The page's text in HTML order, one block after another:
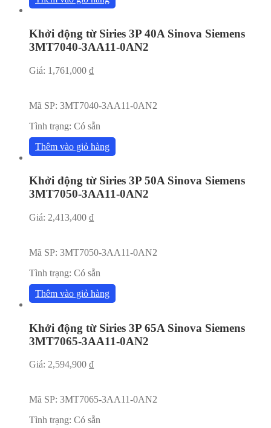
Khởi động từ Siries 3P 40A Sinova Siemens
3MT7040-3AA11-0AN2
Giá: 1,761,000 ₫
Mã SP: 3MT7040-3AA11-0AN2
Tình trạng: Có sẵn
Thêm vào giỏ hàng
Khởi động từ Siries 3P 50A Sinova Siemens
3MT7050-3AA11-0AN2
Giá: 2,413,400 ₫
Mã SP: 3MT7050-3AA11-0AN2
Tình trạng: Có sẵn
Thêm vào giỏ hàng
Khởi động từ Siries 3P 65A Sinova Siemens
3MT7065-3AA11-0AN2
Giá: 2,594,900 ₫
Mã SP: 3MT7065-3AA11-0AN2
Tình trạng: Có sẵn